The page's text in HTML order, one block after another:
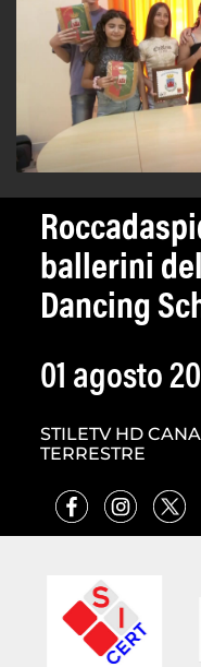
ballerini
Dancing
01 agosto
STILETV HD
TERRESTRE